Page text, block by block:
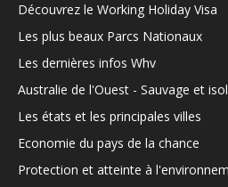
Découvrez le Working Holiday Visa
Les plus beaux Parcs Nationaux
Les dernières infos Whv
Australie de l'Ouest - Sauvage et
Les états et les principales villes
Economie du pays de la chance
Protection et atteinte à